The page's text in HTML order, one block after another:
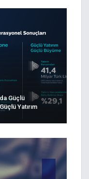
Güçlü
Yatırım